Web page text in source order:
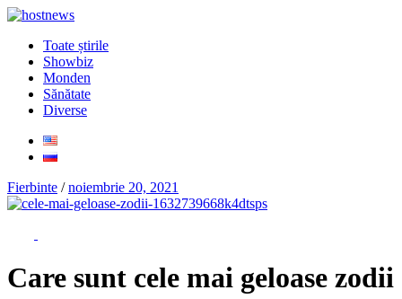
Toate știrile
Showbiz
Monden
Sănătate
Diverse
Fierbinte /noiembrie 20, 2021
Care sunt cele mai geloase zodii